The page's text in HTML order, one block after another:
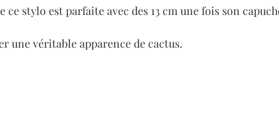
stylo est parfaite avec des 13 cm une fois son
une véritable apparence de cactus.